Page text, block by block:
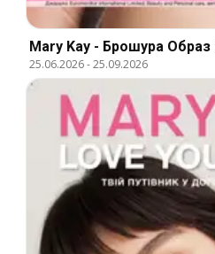
Mary Kay - Брошура Образ
25.06.2026-25.09.2026